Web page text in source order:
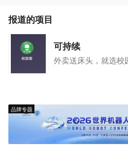
报道的项目
可持续
外卖送床头，就选校
品牌专题